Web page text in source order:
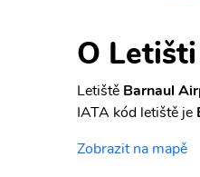
O
Letiště Barnaul
IATA kód letiště je
Zobrazit na mapě